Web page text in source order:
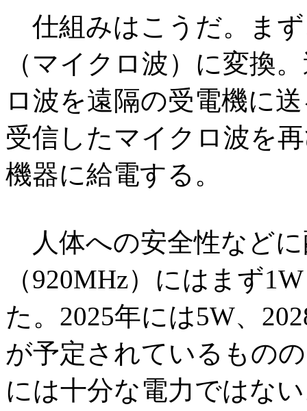
仕組みはこうだ。ま
（マイクロ波）に変換
ロ波を遠隔の受電機に
受信したマイクロ波を
機器に給電する。
人体への安全性など
（920MHz）にはまず
た。2025年には5W、
が予定されているもの
には十分な電力ではな